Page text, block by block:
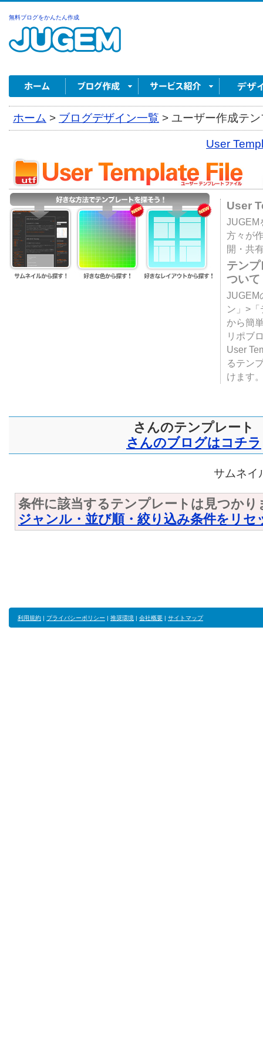
無料ブログをかんたん作成
ホーム > ブログデザイン一覧 > ユーザー作成テ
User
User
JUGEM
方々が
開・共
テン
ついて
JUGEM
ン」>
から簡
リポブ
User
るテン
けます
さんのテンプレート
さんのブログはコチラ
サムネイ
条件に該当するテンプレートは見つかり
ジャンル・並び順・絞り込み条件をリセ
利用規約 | プライバシーポリシー | 推奨環境 | 会社概要 | サイトマップ